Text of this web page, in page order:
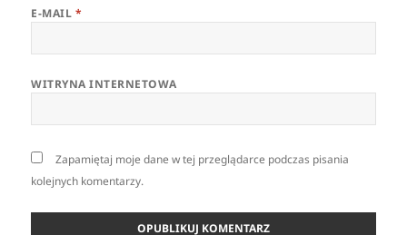
E-MAIL *
WITRYNA INTERNETOWA
Zapamiętaj moje dane w tej przeglądarce podczas pisania
kolejnych komentarzy.